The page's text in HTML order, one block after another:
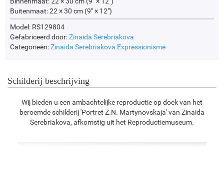
Buitenmaat:22 × 30 cm (9" × 12")
Model: RS129804
Gefabriceerd door:Zinaida Serebriakova
Categorieën:Zinaida Serebriakova Expressionisme
Schilderij beschrijving
Wij bieden u een ambachtelijke reproductie op doek van het
beroemde schilderij 'Portret Z.N. Martynovskaja' van Zinaida
Serebriakova, afkomstig uit het Reproductiemuseum.